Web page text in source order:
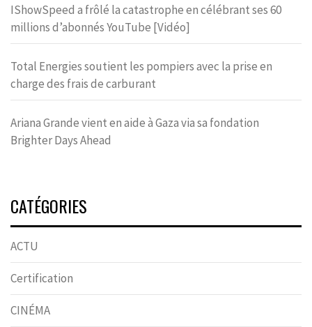
IShowSpeed a frôlé la catastrophe en célébrant ses 60
millions d’abonnés YouTube [Vidéo]
Total Energies soutient les pompiers avec la prise en
charge des frais de carburant
Ariana Grande vient en aide à Gaza via sa fondation
Brighter Days Ahead
CATÉGORIES
ACTU
Certification
CINÉMA